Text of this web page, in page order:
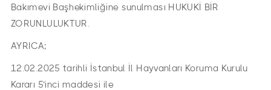
Bakımevi Başhekimliğine sunulması HUKUKİ BİR
ZORUNLULUKTUR.
AYRICA;
12.02.2025 tarihli İstanbul İl Hayvanları Koruma Kurulu
Kararı 5’inci maddesi ile